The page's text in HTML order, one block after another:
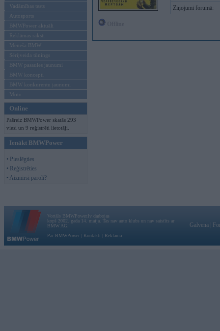
Vadāmības tests
Autosports
BMWPower aktuāli
Reklāmas raksti
Mēneša BMW
Sērijveida tūnings
BMW pasaules jaunumi
BMW koncepti
BMW konkurentu jaunumi
Moto
Online
Pašreiz BMWPower skatās 293
viesi un 9 reģistrēti lietotāji.
Ienākt BMWPower
• Pieslēgties
• Reģistrēties
• Aizmirsi paroli?
Ziņojumi forumā:
Vortāls BMWPower.lv darbojas
kopš 2002. gada 14. maija. Tas nav auto klubs un nav saistīts ar
BMW AG.
Par BMWPower
Kontakti Reklāma
Galvena